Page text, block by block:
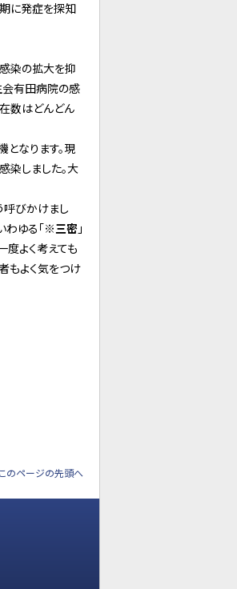
に発症を探知
感染の拡大を抑
会有田病院の感
数はどんどん
なります。現
染しました。大
呼びかけまし
わゆる「※三密 」
度よく考えても
もよく気をつけ
このページの先頭へ